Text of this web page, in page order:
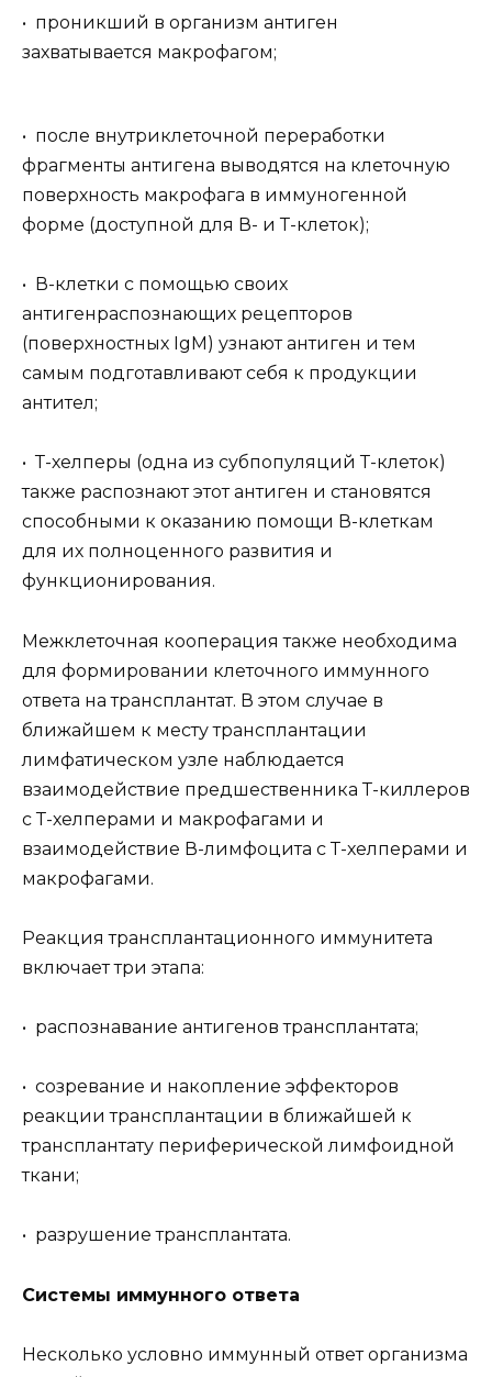
• проникший в организм антиген
захватывается макрофагом;
• после внутриклеточной переработки
фрагменты антигена выводятся на клеточную
поверхность макрофага в иммуногенной
форме (доступной для В- и Т-клеток);
• В-клетки с помощью своих
антигенраспознающих рецепторов
(поверхностных IgM) узнают антиген и тем
самым подготавливают себя к продукции
антител;
• Т-хелперы (одна из субпопуляций Т-клеток)
также распознают этот антиген и становятся
способными к оказанию помощи В-клеткам
для их полноценного развития и
функционирования.
Межклеточная кооперация также необходима
для формировании клеточного иммунного
ответа на трансплантат. В этом случае в
ближайшем к месту трансплантации
лимфатическом узле наблюдается
взаимодействие предшественника Т-киллеров
с Т-хелперами и макрофагами и
взаимодействие В-лимфоцита с Т-хелперами и
макрофагами.
Реакция трансплантационного иммунитета
включает три этапа:
• распознавание антигенов трансплантата;
• созревание и накопление эффекторов
реакции трансплантации в ближайшей к
трансплантату периферической лимфоидной
ткани;
• разрушение трансплантата.
Системы иммунного ответа
Несколько условно иммунный ответ организма